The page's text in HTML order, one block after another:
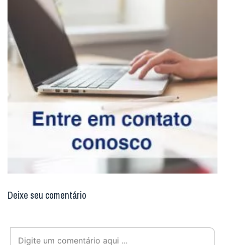
Deixe seu comentário